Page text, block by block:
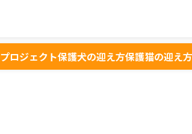
プロジェクト保護犬の迎え方保護猫の迎え方